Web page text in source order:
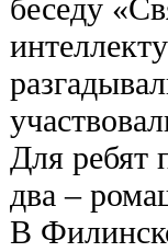
беседу
Для ребят
два –
В